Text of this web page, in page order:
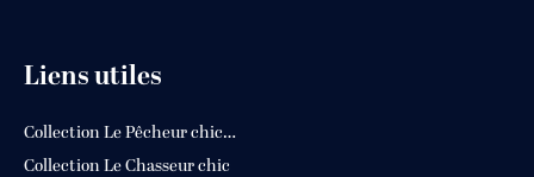
Liens utiles
Collection Le Pêcheur chic…
Collection Le Chasseur chic